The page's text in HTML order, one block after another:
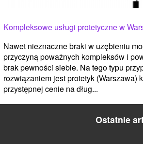
Kompleksowe usługi protetyczne w
Nawet nieznaczne braki w uzębieniu
przyczyną poważnych kompleksów i
brak pewności siebie. Na tego typu
rozwiązaniem jest protetyk (Warszawa)
przystępnej cenie na dług...
Ostatnie